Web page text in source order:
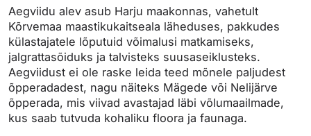
Aegviidu alev asub Harju maakonnas, vahetult
Kõrvemaa maastikukaitseala läheduses, pakkudes
külastajatele lõputuid võimalusi matkamiseks,
jalgrattasõiduks ja talvisteks suusaseiklusteks.
Aegviidust ei ole raske leida teed mõnele paljudest
õpperadadest, nagu näiteks Mägede või Nelijärve
õpperada, mis viivad avastajad läbi võlumaailmade,
kus saab tutvuda kohaliku floora ja faunaga.